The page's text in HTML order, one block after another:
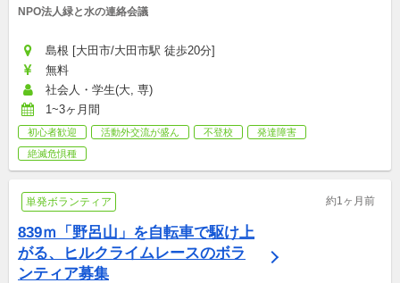
NPO法人緑と水の連絡会議
島根 [大田市/大田市駅 徒歩20分]
無料
社会人・学生(大, 専)
1~3ヶ月間
初心者歓迎 活動外交流が盛ん 不登校
発達障害
絶滅危惧種
単発ボランティア 約1ヶ月前
839ｍ「野呂山」を自転車で駆け上
がる、ヒルクライムレースのボラ
ンティア募集